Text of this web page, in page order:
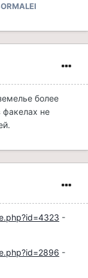
более
не
-
-